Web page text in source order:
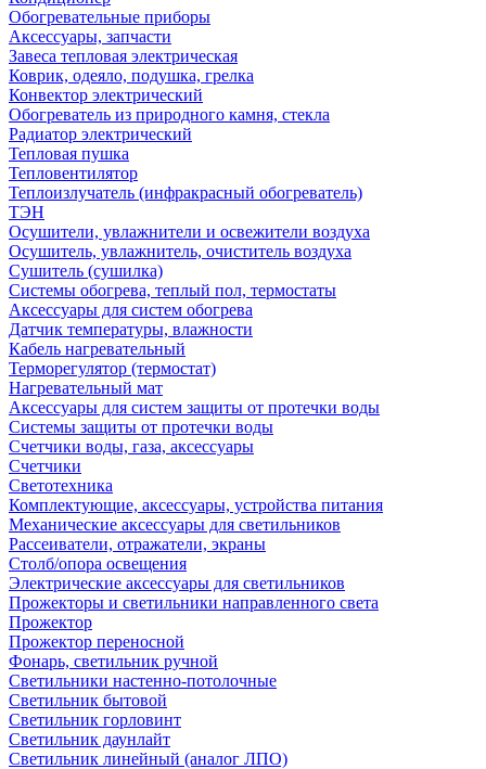
Обогревательные приборы
Аксессуары, запчасти
Завеса тепловая электрическая
Коврик, одеяло, подушка, грелка
Конвектор электрический
Обогреватель из природного камня, стекла
Радиатор электрический
Тепловая пушка
Тепловентилятор
Теплоизлучатель (инфракрасный обогреватель)
ТЭН
Осушители, увлажнители и освежители воздуха
Осушитель, увлажнитель, очиститель воздуха
Сушитель (сушилка)
Системы обогрева, теплый пол, термостаты
Аксессуары для систем обогрева
Датчик температуры, влажности
Кабель нагревательный
Терморегулятор (термостат)
Нагревательный мат
Аксессуары для систем защиты от протечки воды
Системы защиты от протечки воды
Счетчики воды, газа, аксессуары
Счетчики
Светотехника
Комплектующие, аксессуары, устройства питания
Механические аксессуары для светильников
Рассеиватели, отражатели, экраны
Столб/опора освещения
Электрические аксессуары для светильников
Прожекторы и светильники направленного света
Прожектор
Прожектор переносной
Фонарь, светильник ручной
Светильники настенно-потолочные
Светильник бытовой
Светильник горловинт
Светильник даунлайт
Светильник линейный (аналог ЛПО)